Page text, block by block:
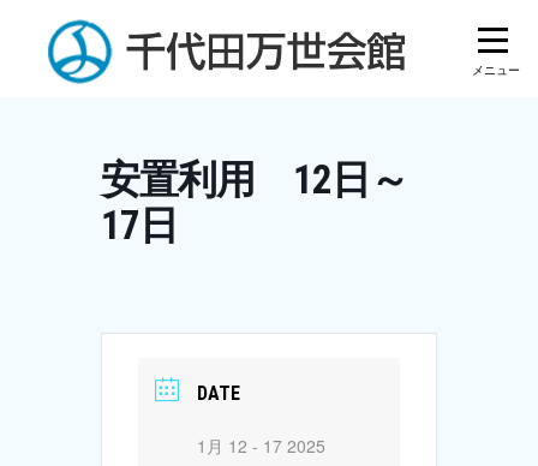
content
安置利用 12日～
17日
DATE
1月 12 - 17 2025